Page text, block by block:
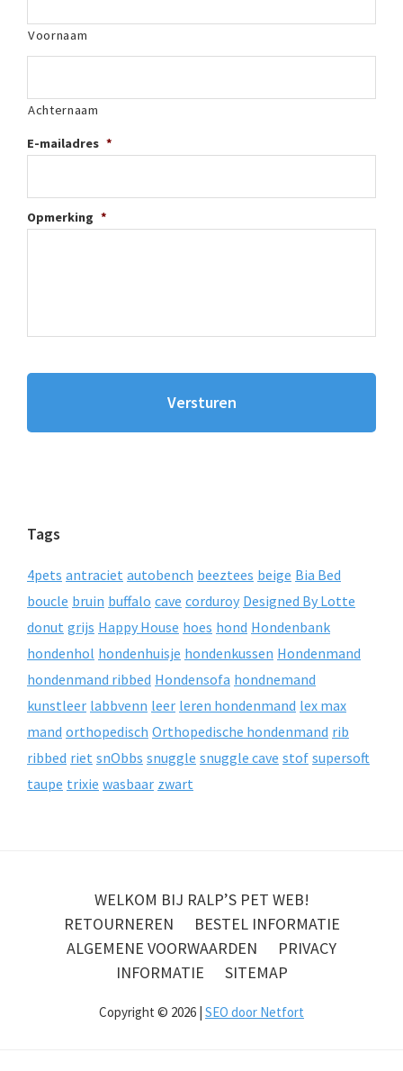
Voornaam
Achternaam
E-mailadres *
Opmerking *
Tags
4pets antraciet autobench beeztees beige Bia Bed
boucle bruin buffalo cave corduroy Designed By Lotte
donut grijs Happy House hoes hond Hondenbank
hondenhol hondenhuisje hondenkussen Hondenmand
hondenmand ribbed Hondensofa hondnemand
kunstleer labbvenn leer leren hondenmand lex max
mand orthopedisch Orthopedische hondenmand rib
ribbed riet snObbs snuggle snuggle cave stof supersoft
taupe trixie wasbaar zwart
WELKOM BIJ RALP’S PET WEB!
RETOURNEREN
BESTEL INFORMATIE
ALGEMENE VOORWAARDEN
PRIVACY
INFORMATIE
SITEMAP
Copyright © 2026 | SEO door Netfort